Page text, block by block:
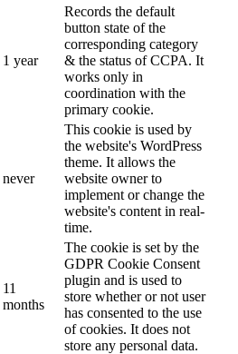
1 year
Records the default
button state of the
corresponding category
& the status of CCPA. It
works only in
coordination with the
primary cookie.
never
This cookie is used by
the website's WordPress
theme. It allows the
website owner to
implement or change the
website's content in real-
time.
11
months
The cookie is set by the
GDPR Cookie Consent
plugin and is used to
store whether or not user
has consented to the use
of cookies. It does not
store any personal data.